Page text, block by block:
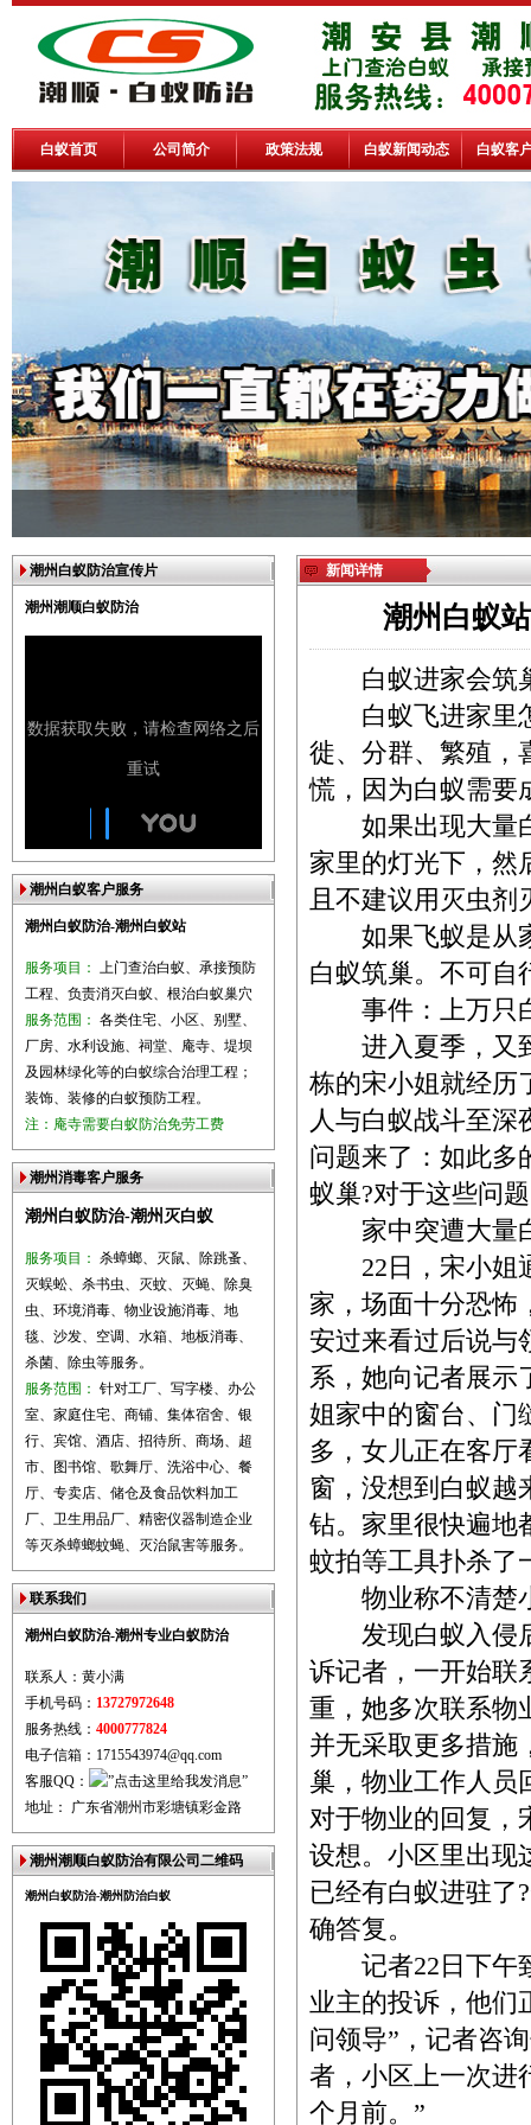
白蚁首页 公司简介 政策法规 白蚁新闻动态 白蚁客
潮州白蚁防治宣传片
潮州潮顺白蚁防治
潮州白蚁客户服务
潮州白蚁防治-潮州白蚁站
服务项目： 上门查治白蚁、承接预防
工程、负责消灭白蚁、根治白蚁巢穴
服务范围： 各类住宅、小区、别墅、
厂房、水利设施、祠堂、庵寺、堤坝
及园林绿化等的白蚁综合治理工程；
装饰、装修的白蚁预防工程。
注：庵寺需要白蚁防治免劳工费
潮州消毒客户服务
潮州白蚁防治-潮州灭白蚁
服务项目： 杀蟑螂、灭鼠、除跳蚤、
灭蜈蚣、杀书虫、灭蚊、灭蝇、除臭
虫、环境消毒、物业设施消毒、地
毯、沙发、空调、水箱、地板消毒、
杀菌、除虫等服务。
服务范围： 针对工厂、写字楼、办公
室、家庭住宅、商铺、集体宿舍、银
行、宾馆、酒店、招待所、商场、超
市、图书馆、歌舞厅、洗浴中心、餐
厅、专卖店、储仓及食品饮料加工
厂、卫生用品厂、精密仪器制造企业
等灭杀蟑螂蚊蝇、灭治鼠害等服务。
联系我们
潮州白蚁防治-潮州专业白蚁防治
联系人：黄小满
手机号码： 13727972648
服务热线： 4000777824
电子信箱：1715543974@qq.com
客服QQ：
地址： 广东省潮州市彩塘镇彩金路
潮州潮顺白蚁防治有限公司二维码
潮州白蚁防治-潮州防治白蚁
新闻详情
潮州白蚁
白蚁进家会筑
白蚁飞进家里怎
徙、分群、繁殖，
慌，因为白蚁需要
如果出现大量白
家里的灯光下，然
且不建议用灭虫剂
如果飞蚁是从家
白蚁筑巢。不可自
事件：上万只白
进入夏季，又到
栋的宋小姐就经历
人与白蚁战斗至深
问题来了：如此多
蚁巢?对于这些问
家中突遭大量
22日，宋小姐通
家，场面十分恐怖
安过来看过后说
系，她向记者展示
姐家中的窗台、门
多，女儿正在客厅
窗，没想到白蚁越
钻。家里很快遍地
蚊拍等工具扑杀了
物业称不清楚
发现白蚁入侵后
诉记者，一开始联
重，她多次联系物
并无采取更多措施
巢，物业工作人员
对于物业的回复，
设想。小区里出现
已经有白蚁进驻了
确答复。
记者22日下午致
业主的投诉，他们
问领导”，记者咨
者，小区上一次进
个月前。”